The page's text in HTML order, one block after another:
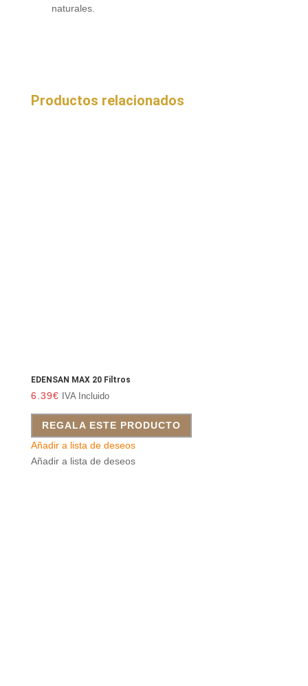
naturales.
Productos relacionados
EDENSAN MAX 20 Filtros
6.39€ IVA Incluido
REGALA ESTE PRODUCTO
Añadir a lista de deseos
Añadir a lista de deseos